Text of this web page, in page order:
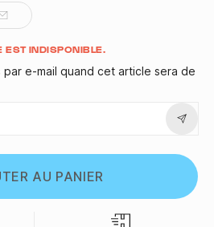
EST INDISPONIBLE.
e-mail quand cet article sera de
AU PANIER